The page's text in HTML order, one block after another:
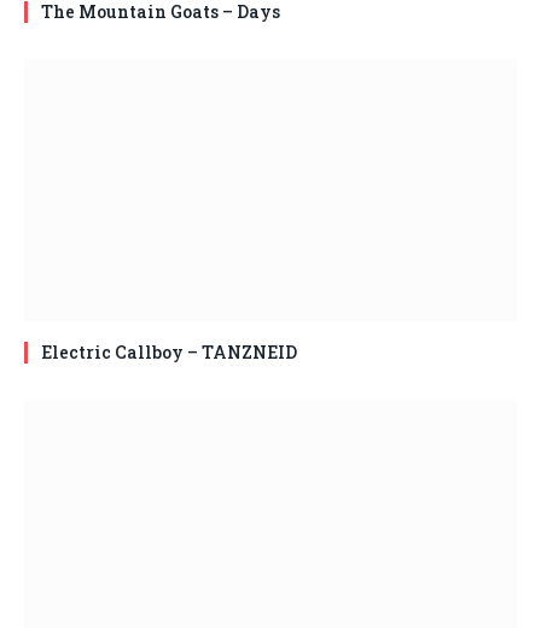
The Mountain Goats – Days
Electric Callboy – TANZNEID